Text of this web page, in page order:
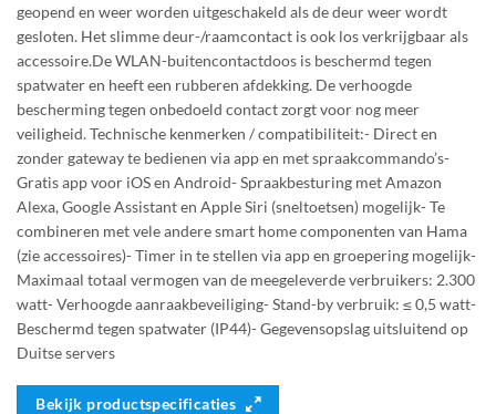
geopend en weer worden uitgeschakeld als de deur weer wordt
gesloten. Het slimme deur-/raamcontact is ook los verkrijgbaar als
accessoire.De WLAN-buitencontactdoos is beschermd tegen
spatwater en heeft een rubberen afdekking. De verhoogde
bescherming tegen onbedoeld contact zorgt voor nog meer
veiligheid. Technische kenmerken / compatibiliteit:- Direct en
zonder gateway te bedienen via app en met spraakcommando’s-
Gratis app voor iOS en Android- Spraakbesturing met Amazon
Alexa, Google Assistant en Apple Siri (sneltoetsen) mogelijk- Te
combineren met vele andere smart home componenten van Hama
(zie accessoires)- Timer in te stellen via app en groepering mogelijk-
Maximaal totaal vermogen van de meegeleverde verbruikers: 2.300
watt- Verhoogde aanraakbeveiliging- Stand-by verbruik: ≤ 0,5 watt-
Beschermd tegen spatwater (IP44)- Gegevensopslag uitsluitend op
Duitse servers
Bekijk productspecificaties